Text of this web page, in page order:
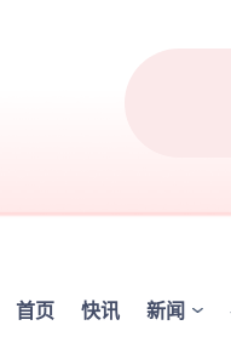
首页 快讯 新闻